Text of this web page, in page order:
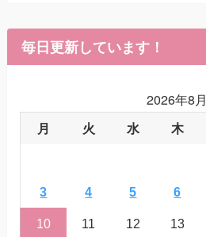
毎日更新しています！
2026年8月
月 火 水 木
3 4 5 6
10 11 12 13